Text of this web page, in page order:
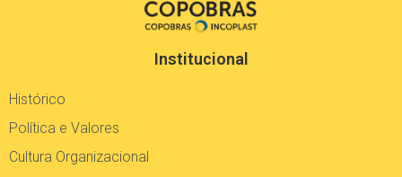
Institucional
Histórico
Política e Valores
Cultura Organizacional